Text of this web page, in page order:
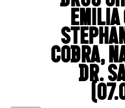
COBRA,
DR.